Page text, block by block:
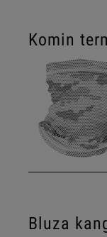
Komin
Bluza